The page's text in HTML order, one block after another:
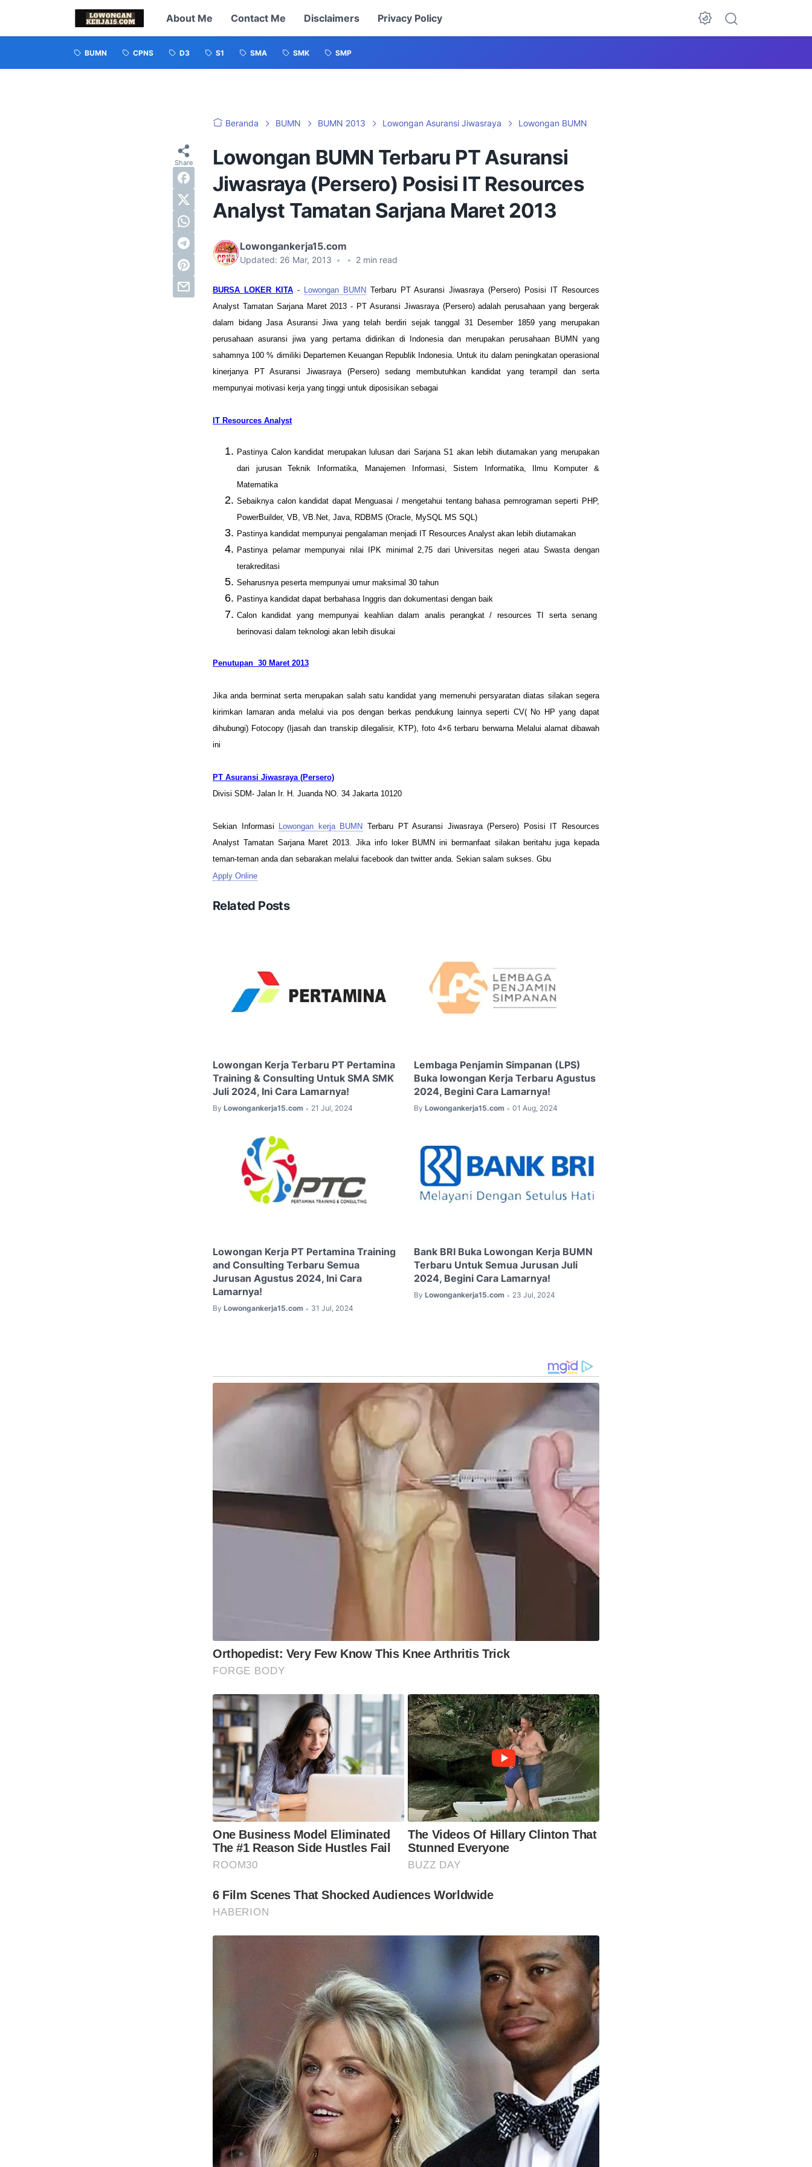
About Me Contact Me Disclaimers Privacy Policy
BUMN CPNS D3 S1 SMA SMK SMP
Beranda BUMN BUMN 2013 Lowongan Asuransi Jiwasraya Lowongan BUMN
Lowongan BUMN Terbaru PT Asuransi
Jiwasraya (Persero) Posisi IT Resources
Analyst Tamatan Sarjana Maret 2013
Lowongankerja15.com
Updated: 26 Mar, 2013 • • 2 min read
BURSA LOKER KITA- Lowongan BUMN Terbaru PT Asuransi Jiwasraya (Persero) Posisi IT Resources
Analyst Tamatan Sarjana Maret 2013 - PT Asuransi Jiwasraya (Persero) adalah perusahaan yang bergerak
dalam bidang Jasa Asuransi Jiwa yang telah berdiri sejak tanggal 31 Desember 1859 yang merupakan
perusahaan asuransi jiwa yang pertama didirikan di Indonesia dan merupakan perusahaan BUMN yang
sahamnya 100 % dimiliki Departemen Keuangan Republik Indonesia. Untuk itu dalam peningkatan operasional
kinerjanya PT Asuransi Jiwasraya (Persero) sedang membutuhkan kandidat yang terampil dan serta
mempunyai motivasi kerja yang tinggi untuk diposisikan sebagai
IT Resources Analyst
Pastinya Calon kandidat merupakan lulusan dari Sarjana S1 akan lebih diutamakan yang merupakan
dari jurusan Teknik Informatika, Manajemen Informasi, Sistem Informatika, Ilmu Komputer &
Matematika
Sebaiknya calon kandidat dapat Menguasai / mengetahui tentang bahasa pemrograman seperti PHP,
PowerBuilder, VB, VB.Net, Java, RDBMS (Oracle, MySQL MS SQL)
Pastinya kandidat mempunyai pengalaman menjadi IT Resources Analyst akan lebih diutamakan
Pastinya pelamar mempunyai nilai IPK minimal 2,75 dari Universitas negeri atau Swasta dengan
terakreditasi
Seharusnya peserta mempunyai umur maksimal 30 tahun
Pastinya kandidat dapat berbahasa Inggris dan dokumentasi dengan baik
Calon kandidat yang mempunyai keahlian dalam analis perangkat / resources TI serta senang
berinovasi dalam teknologi akan lebih disukai
Penutupan 30 Maret 2013
Jika anda berminat serta merupakan salah satu kandidat yang memenuhi persyaratan diatas silakan segera
kirimkan lamaran anda melalui via pos dengan berkas pendukung lainnya seperti CV( No HP yang dapat
dihubungi) Fotocopy (Ijasah dan transkip dilegalisir, KTP), foto 4×6 terbaru berwarna Melalui alamat dibawah
ini
PT Asuransi Jiwasraya (Persero)
Divisi SDM- Jalan Ir. H. Juanda NO. 34 Jakarta 10120
Sekian Informasi Lowongan kerja BUMN Terbaru PT Asuransi Jiwasraya (Persero) Posisi IT Resources
Analyst Tamatan Sarjana Maret 2013. Jika info loker BUMN ini bermanfaat silakan beritahu juga kepada
teman-teman anda dan sebarakan melalui facebook dan twitter anda. Sekian salam sukses. Gbu
Apply Online
Related Posts
Lowongan Kerja Terbaru PT Pertamina
Training & Consulting Untuk SMA SMK
Juli 2024, Ini Cara Lamarnya!
By Lowongankerja15.com • 21 Jul, 2024
Lembaga Penjamin Simpanan (LPS)
Buka lowongan Kerja Terbaru Agustus
2024, Begini Cara Lamarnya!
By Lowongankerja15.com • 01 Aug, 2024
Lowongan Kerja PT Pertamina Training
and Consulting Terbaru Semua
Jurusan Agustus 2024, Ini Cara
Lamarnya!
By Lowongankerja15.com • 31 Jul, 2024
Bank BRI Buka Lowongan Kerja BUMN
Terbaru Untuk Semua Jurusan Juli
2024, Begini Cara Lamarnya!
By Lowongankerja15.com • 23 Jul, 2024